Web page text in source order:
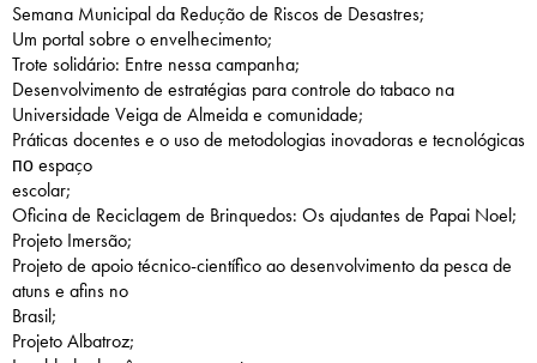
Semana Municipal da Redução de Riscos de Desastres;
Um portal sobre o envelhecimento;
Trote solidário: Entre nessa campanha;
Desenvolvimento de estratégias para controle do tabaco na
Universidade Veiga de Almeida e comunidade;
Práticas docentes e o uso de metodologias inovadoras e tecnológicas
по espaço
escolar;
Oficina de Reciclagem de Brinquedos: Os ajudantes de Papai Noel;
Projeto Imersão;
Projeto de apoio técnico-científico ao desenvolvimento da pesca de
atuns e afins no
Brasil;
Projeto Albatroz;